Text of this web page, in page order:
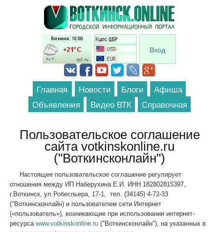
Перейти к основному содержанию
Вход
Главная Новости Блоги
Афиша
Объявления
Видео ВТК Справочная
Пользовательское соглашение
сайта votkinskonline.ru
("Воткинсконлайн")
Настоящее пользовательское соглашение регулирует
отношения между ИП Наберухина Е.И. ИНН 182802815397,
г.Воткинск, ул.Робеспьера, 17-1, тел. (34145) 4-72-33
("Воткинсконлайн) и пользователем сети Интернет
(«пользователь»), возникающие при использовании интернет-
ресурса www.votkinskonline.ru ("Воткинсконлайн"), на указанных в